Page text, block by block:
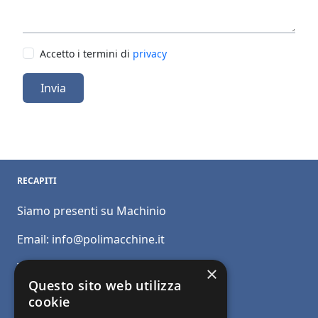
Accetto i termini di privacy
Invia
RECAPITI
Siamo presenti su Machinio
Email: info@polimacchine.it
Telefono:
Mobile:+39 348 5110011
×
Questo sito web utilizza
cookie